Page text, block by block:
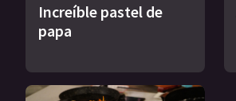
Increíble pastel de
papa